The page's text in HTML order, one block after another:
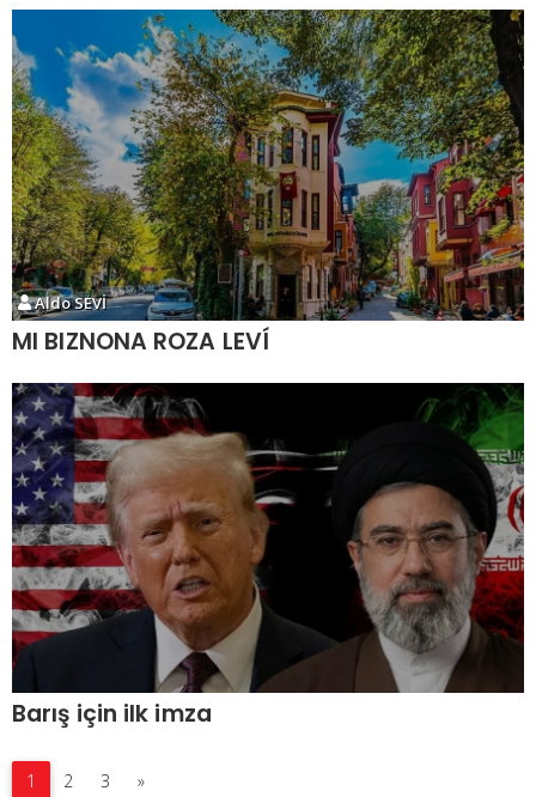
Aldo SEVİ
MI BIZNONA ROZA LEVÍ
Barış için ilk imza
1 2 3 »